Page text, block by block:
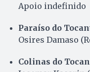
Apoio indefinido
Paraíso do
Osires Damaso
Colinas do